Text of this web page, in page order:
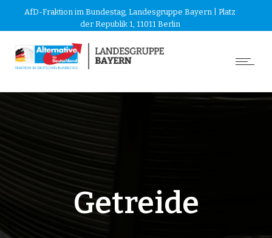
AfD-Fraktion im Bundestag, Landesgruppe Bayern | Platz
der Republik 1, 11011 Berlin
Getreide